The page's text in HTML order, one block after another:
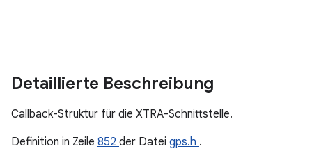
Detaillierte Beschreibung
Callback-Struktur für die XTRA-Schnittstelle.
Definition in Zeile 852 der Datei gps.h .